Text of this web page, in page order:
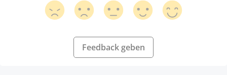
Feedback geben